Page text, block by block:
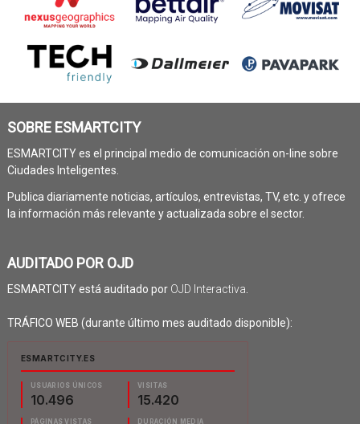
SOBRE ESMARTCITY
ESMARTCITY es el principal medio de comunicación on-line sobre
Ciudades Inteligentes.
Publica diariamente noticias, artículos, entrevistas, TV, etc. y ofrece
la información más relevante y actualizada sobre el sector.
AUDITADO POR OJD
ESMARTCITY está auditado por OJD Interactiva
TRÁFICO WEB (durante último mes auditado disponible):